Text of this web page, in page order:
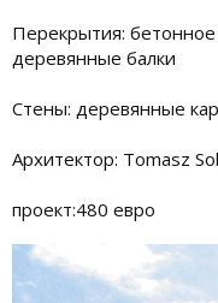
Перекрытия:
деревянные балки
Стены: деревянные
Архитектор: Tomasz
проект:480 евро